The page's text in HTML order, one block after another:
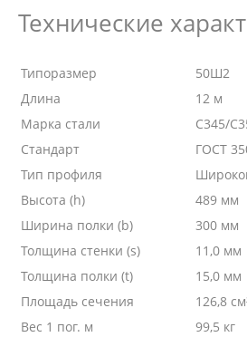
Технические
Типоразмер
50Ш2
Длина
12 м
Марка стали
С345/
Стандарт
ГОСТ
Тип профиля
Высота (h)
489 мм
Ширина полки (b)
300 мм
Толщина стенки (s)
11,0 мм
Толщина полки (t)
15,0 мм
Площадь сечения
126,8
Вес 1 пог. м
99,5 кг